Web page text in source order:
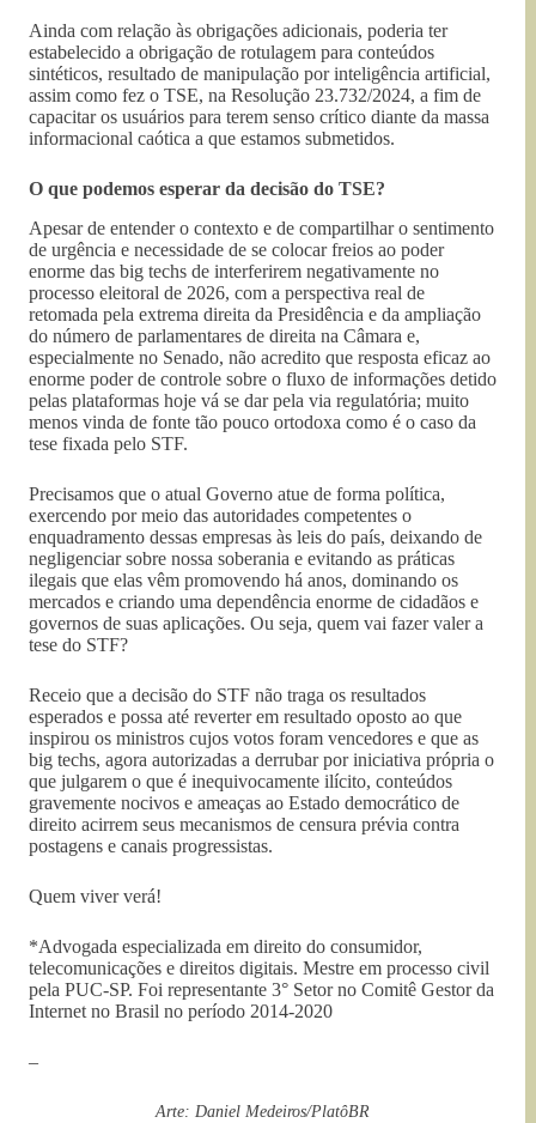
Ainda com relação às obrigações adicionais, poderia ter
estabelecido a obrigação de rotulagem para conteúdos
sintéticos, resultado de manipulação por inteligência artificial,
assim como fez o TSE, na Resolução 23.732/2024, a fim de
capacitar os usuários para terem senso crítico diante da massa
informacional caótica a que estamos submetidos.
O que podemos esperar da decisão do TSE?
Apesar de entender o contexto e de compartilhar o sentimento
de urgência e necessidade de se colocar freios ao poder
enorme das big techs de interferirem negativamente no
processo eleitoral de 2026, com a perspectiva real de
retomada pela extrema direita da Presidência e da ampliação
do número de parlamentares de direita na Câmara e,
especialmente no Senado, não acredito que resposta eficaz ao
enorme poder de controle sobre o fluxo de informações detido
pelas plataformas hoje vá se dar pela via regulatória; muito
menos vinda de fonte tão pouco ortodoxa como é o caso da
tese fixada pelo STF.
Precisamos que o atual Governo atue de forma política,
exercendo por meio das autoridades competentes o
enquadramento dessas empresas às leis do país, deixando de
negligenciar sobre nossa soberania e evitando as práticas
ilegais que elas vêm promovendo há anos, dominando os
mercados e criando uma dependência enorme de cidadãos e
governos de suas aplicações. Ou seja, quem vai fazer valer a
tese do STF?
Receio que a decisão do STF não traga os resultados
esperados e possa até reverter em resultado oposto ao que
inspirou os ministros cujos votos foram vencedores e que as
big techs, agora autorizadas a derrubar por iniciativa própria o
que julgarem o que é inequivocamente ilícito, conteúdos
gravemente nocivos e ameaças ao Estado democrático de
direito acirrem seus mecanismos de censura prévia contra
postagens e canais progressistas.
Quem viver verá!
*Advogada especializada em direito do consumidor,
telecomunicações e direitos digitais. Mestre em processo civil
pela PUC-SP. Foi representante 3° Setor no Comitê Gestor da
Internet no Brasil no período 2014-2020
–
Arte: Daniel Medeiros/PlatôBR